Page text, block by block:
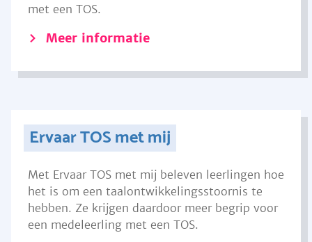
met een TOS.
Meer informatie
Ervaar TOS met mij
Met Ervaar TOS met mij beleven leerlingen hoe
het is om een taalontwikkelingsstoornis te
hebben. Ze krijgen daardoor meer begrip voor
een medeleerling met een TOS.